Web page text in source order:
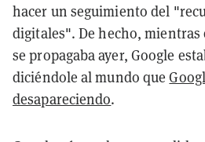
hacer un seguimiento del
digitales". De hecho,
se propagaba ayer, Google
diciéndole al mundo que
desapareciendo.